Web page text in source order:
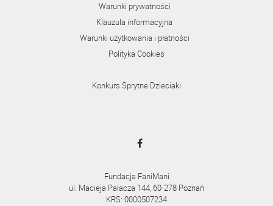
Warunki prywatności
Klauzula informacyjna
Warunki użytkowania i płatności
Polityka Cookies
Konkurs Sprytne Dzieciaki
Fundacja FaniMani
ul. Macieja Palacza 144, 60-278 Poznań
KRS: 0000507234